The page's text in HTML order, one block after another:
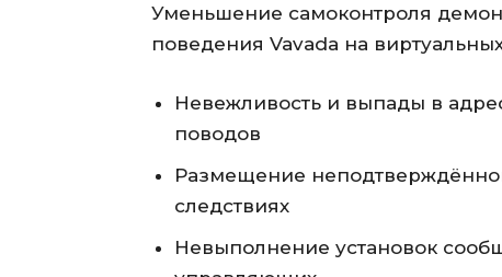
Уменьшение самоконтроля
поведения Vavada на
Невежливость и выпады в
поводов
Размещение
следствиях
Невыполнение установок